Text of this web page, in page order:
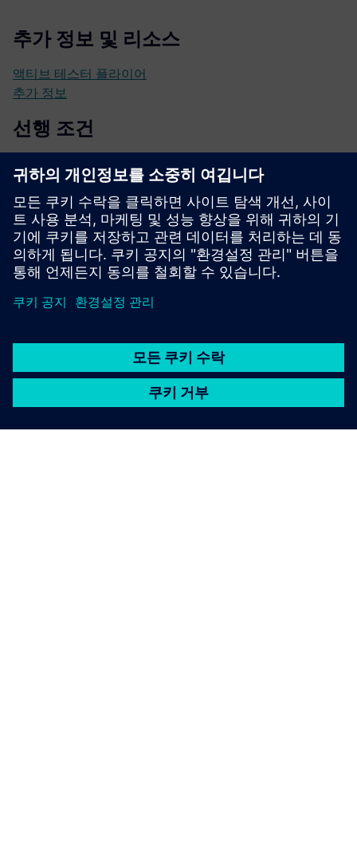
추가 정보 및 리소스
액티브 테스터 플라이어
추가 정보
선행 조건
크롬 브라우저
셀레늄 병 (오픈소스)
오이 병들 (오픈소스)
CI CD 애플리케이션 (선택 사항)